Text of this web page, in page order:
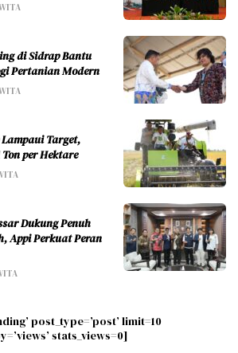
di Sidrap Bantu
Pertanian Modern
Target,
per Hektare
Dukung Penuh
Appi Perkuat Peran
post_type=’post’ limit=10
stats_views=0]